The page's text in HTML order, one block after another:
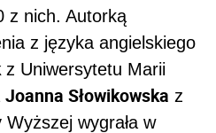
z nich. Autorką
z języka angielskiego
z Uniwersytetu Marii
Joanna Słowikowska z
Wyższej wygrała w